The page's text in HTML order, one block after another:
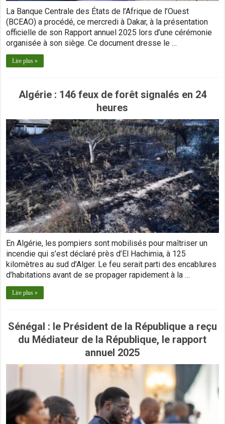
La Banque Centrale des États de l’Afrique de l’Ouest
(BCEAO) a procédé, ce mercredi à Dakar, à la présentation
officielle de son Rapport annuel 2025 lors d’une cérémonie
organisée à son siège. Ce document dresse le …
Lire plus »
Algérie : 146 feux de forêt signalés en 24
heures
En Algérie, les pompiers sont mobilisés pour maîtriser un
incendie qui s’est déclaré près d’El Hachimia, à 125
kilomètres au sud d’Alger. Le feu serait parti des encablures
d’habitations avant de se propager rapidement à la …
Lire plus »
Sénégal : le Président de la République a reçu
du Médiateur de la République, le rapport
annuel 2025